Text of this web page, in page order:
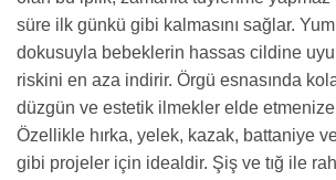
süre ilk günkü gibi kalmasını sağlar.
dokusuyla bebeklerin hassas cildine
riskini en aza indirir. Örgü esnasında
düzgün ve estetik ilmekler elde etmenize
Özellikle hırka, yelek, kazak, battaniye
gibi projeler için idealdir. Şiş ve tığ ile